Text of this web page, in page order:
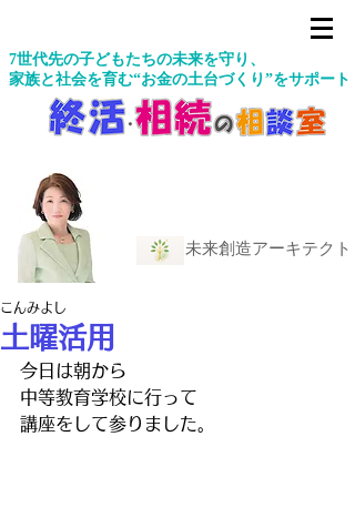
7世代先の子どもたちの未来を守り、
家族と社会を育む“お金の土台づくり”をサポート
未来創造アーキテクト
土曜活用
こんみよし
今日は朝から
中等教育学校に行って
講座をして参りました。